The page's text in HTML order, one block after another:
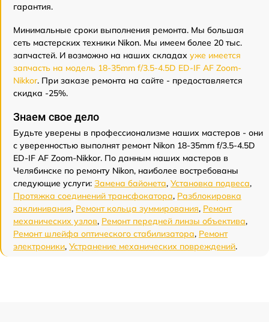
гарантия.
Минимальные сроки выполнения ремонта. Мы большая
сеть мастерских техники Nikon. Мы имеем более 20 тыс.
запчастей. И возможно на наших складах уже имеется
запчасть на модель 18-35mm f/3.5-4.5D ED-IF AF Zoom-
Nikkor. При заказе ремонта на сайте - предоставляется
скидка -25%.
Знаем свое дело
Будьте уверены в профессионализме наших мастеров - они
с уверенностью выполнят ремонт Nikon 18-35mm f/3.5-4.5D
ED-IF AF Zoom-Nikkor. По данным наших мастеров в
Челябинске по ремонту Nikon, наиболее востребованы
следующие услуги: Замена байонета, Установка подвеса,
Протяжка соединений трансфокатора, Разблокировка
заклинивания, Ремонт кольца зуммирования, Ремонт
механических узлов, Ремонт передней линзы объектива,
Ремонт шлейфа оптического стабилизатора, Ремонт
электроники, Устранение механических повреждений.